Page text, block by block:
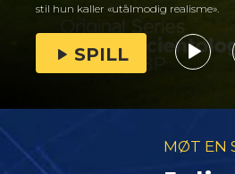
stil hun kaller «utålmodig realisme».
SPILL
MØT EN